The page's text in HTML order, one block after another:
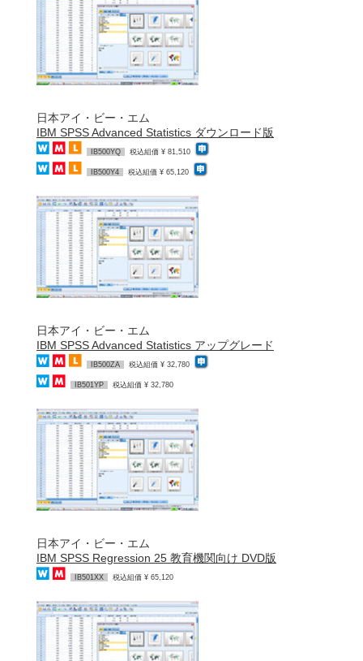
日本アイ・ビー・エム
IBM SPSS Advanced Statistics ダウンロード版
IB500YQ 税込組価 ¥ 81,510
IB500Y4 税込組価 ¥ 65,120
日本アイ・ビー・エム
IBM SPSS Advanced Statistics アップグレード
IB500ZA 税込組価 ¥ 32,780
IB501YP 税込組価 ¥ 32,780
日本アイ・ビー・エム
IBM SPSS Regression 25 教育機関向け DVD版
IB501XX 税込組価 ¥ 65,120